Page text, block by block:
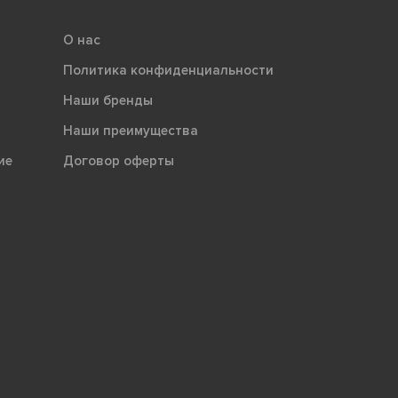
О нас
Политика конфиденциальности
Наши бренды
Наши преимущества
Договор оферты